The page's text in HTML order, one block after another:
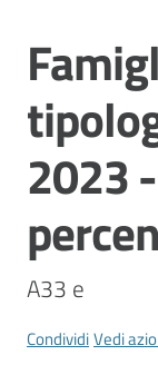
Novità
Servizi
Vivere
Modena
Argomenti
Salta al
2023
A33 e
CondividiVedi